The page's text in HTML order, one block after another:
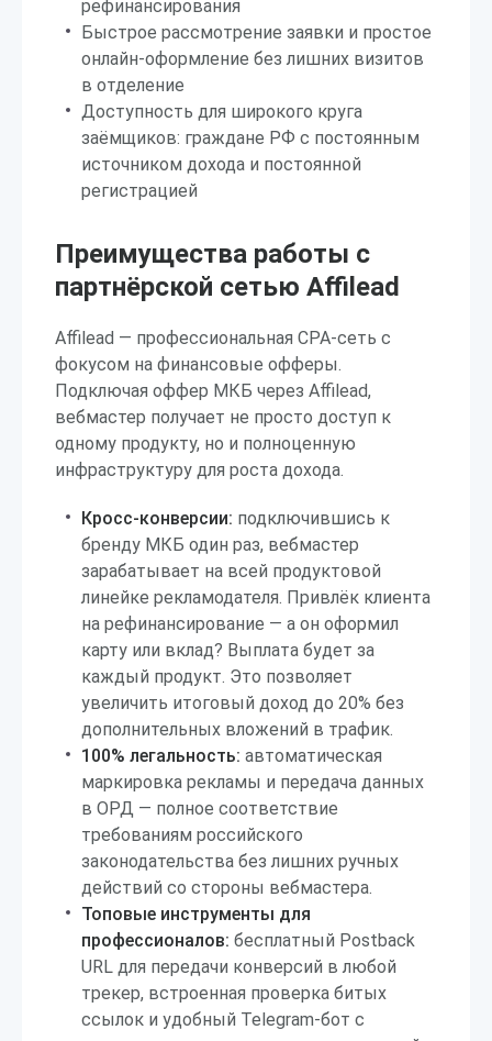
рефинансирования
Быстрое рассмотрение заявки и простое
онлайн-оформление без лишних визитов
в отделение
Доступность для широкого круга
заёмщиков: граждане РФ с постоянным
источником дохода и постоянной
регистрацией
Преимущества работы с
партнёрской сетью Affilead
Affilead — профессиональная CPA-сеть с
фокусом на финансовые офферы.
Подключая оффер МКБ через Affilead,
вебмастер получает не просто доступ к
одному продукту, но и полноценную
инфраструктуру для роста дохода.
Кросс-конверсии: подключившись к
бренду МКБ один раз, вебмастер
зарабатывает на всей продуктовой
линейке рекламодателя. Привлёк клиента
на рефинансирование — а он оформил
карту или вклад? Выплата будет за
каждый продукт. Это позволяет
увеличить итоговый доход до 20% без
дополнительных вложений в трафик.
100% легальность: автоматическая
маркировка рекламы и передача данных
в ОРД — полное соответствие
требованиям российского
законодательства без лишних ручных
действий со стороны вебмастера.
Топовые инструменты для
профессионалов: бесплатный Postback
URL для передачи конверсий в любой
трекер, встроенная проверка битых
ссылок и удобный Telegram-бот с